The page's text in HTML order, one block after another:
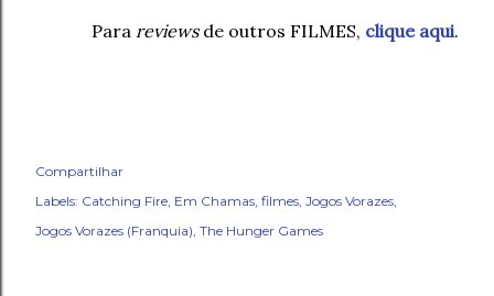
Para reviewsde outros FILMES, clique aqui.
Compartilhar
Labels: Catching Fire Em Chamas filmes Jogos Vorazes
Jogos Vorazes (Franquia) The Hunger Games